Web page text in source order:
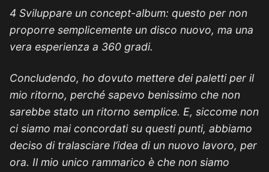
4 Sviluppare un concept-album: questo per non
proporre semplicemente un disco nuovo, ma una
vera esperienza a 360 gradi.
Concludendo, ho dovuto mettere dei paletti per il
mio ritorno, perché sapevo benissimo che non
sarebbe stato un ritorno semplice. E, siccome non
ci siamo mai concordati su questi punti, abbiamo
deciso di tralasciare l’idea di un nuovo lavoro, per
ora. Il mio unico rammarico è che non siamo